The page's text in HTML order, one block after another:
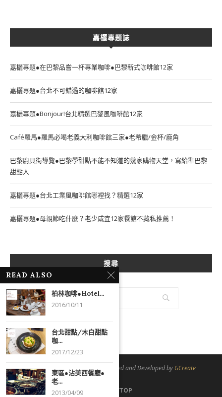
嘉欐專題誌
嘉欐專題●在巴黎品嘗一杯專業咖啡●巴黎新式咖啡館12家
嘉欐專題●台北不可錯過的咖啡館12家
嘉欐專題●Bonjour!台北精選巴黎風咖啡館12家
Café羅馬●羅馬必喝老義大利咖啡館三家●老希臘/金杯/鹿角
巴黎廚具街導覽●巴黎學甜點不能不知道的幾家購物天堂，寫給準巴黎
甜點人
嘉欐專題●台北工業風咖啡館哪裡找？精選12家
嘉欐專題●母親節吃什麼？老少咸宜12家餐館不藏私推薦！
搜尋
@2021 - All Right Reserved. Designed and Developed by GCreate
BACK TO TOP
READ ALSO
柏林咖啡●Hotel...
2016/10/11
台北甜點/木白甜點
咖...
2017/12/23
東區●沾美西餐廳●
老...
2013/04/09